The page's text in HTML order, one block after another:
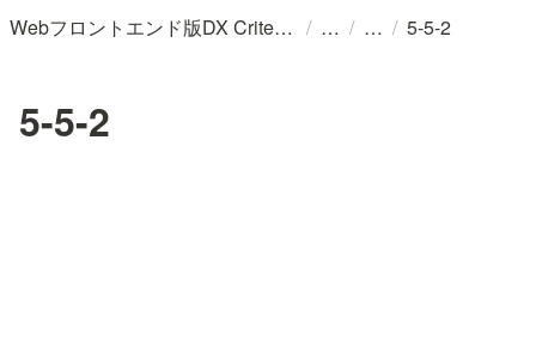
Webフロントエンド版DX Criteria (v202402)/プロダクトのユーザー体験と変化に適応するチームのためのガイドライン / / / 5-5-2
5-5-2